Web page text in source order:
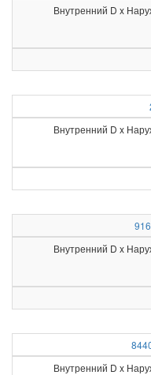
Внутренний D x
Внутренний D x
Внутренний D x
Внутренний D x